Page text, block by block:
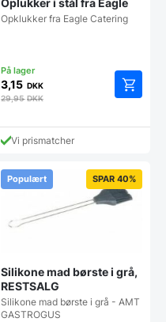
Opklukker fra Eagle Catering
3,15 DKK
29,95DKK
Vi prismatcher
Populært SPAR 40%
Silikone mad børste i grå,
RESTSALG
Silikone mad børste i grå - AMT
GASTROGUS